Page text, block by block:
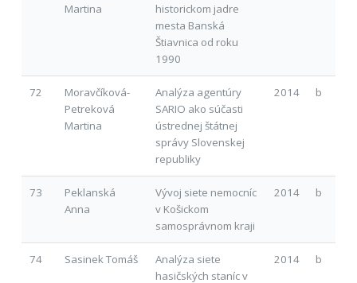
Martina
historickom jadre
mesta Banská
Štiavnica od roku
1990
72
Moravčíková-
Petreková
Martina
Analýza agentúry
SARIO ako súčasti
ústrednej štátnej
správy Slovenskej
republiky
2014 b
73
Peklanská
Anna
Vývoj siete nemocníc
v Košickom
samosprávnom kraji
2014 b
74 Sasinek Tomáš
Analýza siete
hasičských staníc v
2014 b